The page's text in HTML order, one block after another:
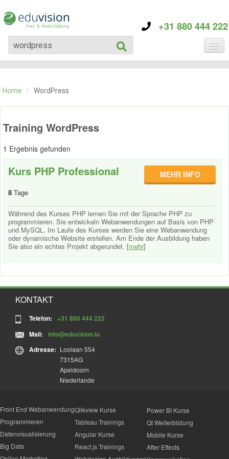
+31 880 444 222
KATEGORIE
KONTAKT
Home / WordPress
Training WordPress
1 Ergebnis gefunden
Kurs PHP Professional
8 Tage
MEHR INFO
Während des Kurses PHP lernen Sie mit der Sprache PHP zu
programmieren. Sie entwickeln Webanwendungen auf Basis von PHP
und MySQL. Im Laufe des Kurses werden Sie eine Webanwendung
oder dynamische Website erstellen. Am Ende der Ausbildung haben
Sie also ein echtes Projekt abgerundet. [mehr]
KONTAKT
Telefon:
+31 880 444 222
Mail:
info@eduvision.lu
Adresse: Loolaan 554
7315AG
Apeldoorn
Niederlande
Front End Webanwendung
Programmieren
Datenvisualisierung
Big Data
Qlikview Kurse
Tableau Trainings
Angular Kurse
React.js Trainings
Power BI Kurse
Qt Weiterbildung
Mobile Kurse
After Effects